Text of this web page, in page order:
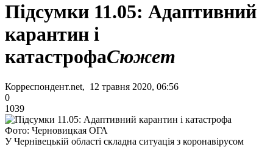
Підсумки 11.05: Адаптивний
карантин і
катастрофаСюжет
Корреспондент.net, 12 травня 2020, 06:56
0
1039
Фото: Черновицкая ОГА
У Чернівецькій області складна ситуація з коронавірусом